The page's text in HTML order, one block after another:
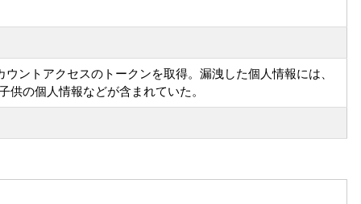
ントアクセスのトークンを取得。漏洩した個人情報には、
の個人情報などが含まれていた。